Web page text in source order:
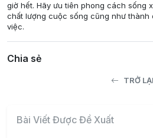
giờ hết. Hãy ưu tiên phong cách sống
chất lượng cuộc sống cũng như
việc.
Chia sẻ
TRỞ LẠI
Bài Viết Được Đề Xuất